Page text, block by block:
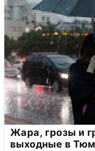
Жара, грозы и
выходные в